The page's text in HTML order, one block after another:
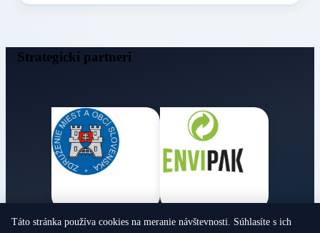
Strategickí partneri
Obecné noviny
Táto stránka používa cookies na meranie návštevnosti. Súhlasíte s ich